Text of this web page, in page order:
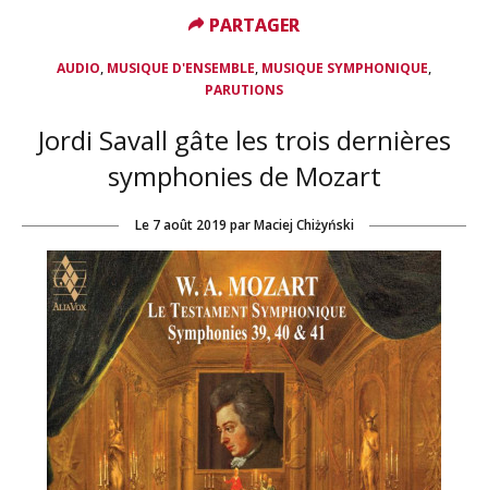
AUDIO, MUSIQUE D'ENSEMBLE, MUSIQUE SYMPHONIQUE,
PARUTIONS
Jordi Savall gâte les trois dernières
symphonies de Mozart
Le 7 août 2019 par Maciej Chiżyński
PARTAGER
PARTAGER